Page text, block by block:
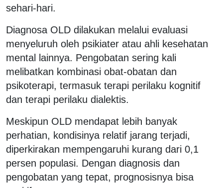
sehari-hari.
Diagnosa OLD dilakukan melalui evaluasi
menyeluruh oleh psikiater atau ahli kesehatan
mental lainnya. Pengobatan sering kali
melibatkan kombinasi obat-obatan dan
psikoterapi, termasuk terapi perilaku kognitif
dan terapi perilaku dialektis.
Meskipun OLD mendapat lebih banyak
perhatian, kondisinya relatif jarang terjadi,
diperkirakan mempengaruhi kurang dari 0,1
persen populasi. Dengan diagnosis dan
pengobatan yang tepat, prognosisnya bisa